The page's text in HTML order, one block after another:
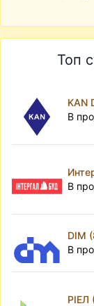
Топ
KAN
В
В
DIM
В
РІЕЛ